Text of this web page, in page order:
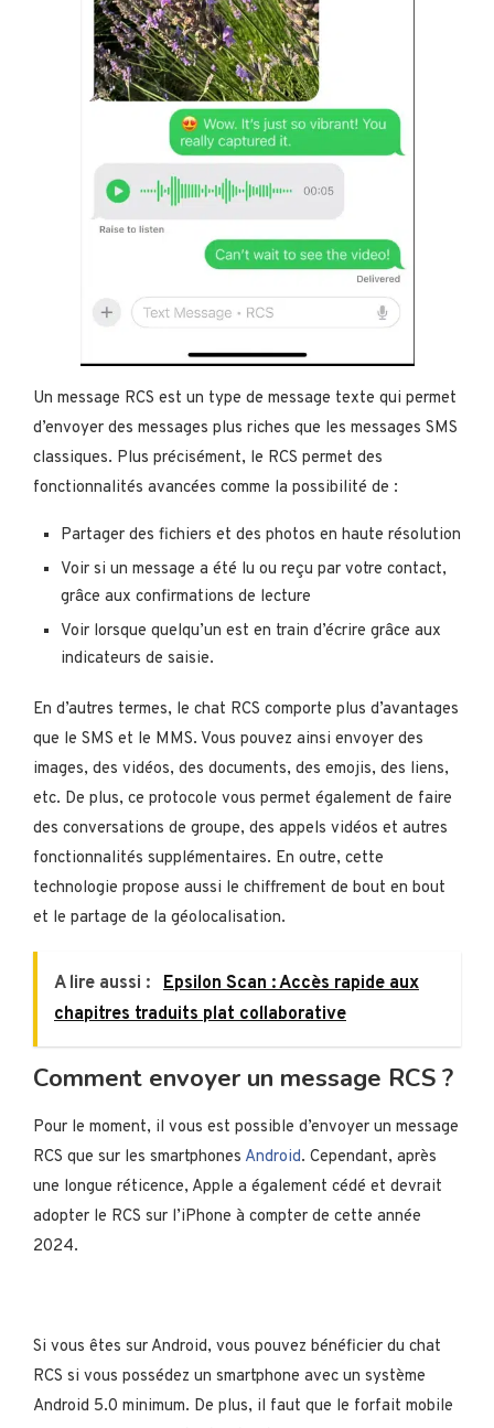
Un message RCS est un type de message texte qui permet
d’envoyer des messages plus riches que les messages SMS
classiques. Plus précisément, le RCS permet des
fonctionnalités avancées comme la possibilité de :
Partager des fichiers et des photos en haute résolution
Voir si un message a été lu ou reçu par votre contact,
grâce aux confirmations de lecture
Voir lorsque quelqu’un est en train d’écrire grâce aux
indicateurs de saisie.
En d’autres termes, le chat RCS comporte plus d’avantages
que le SMS et le MMS. Vous pouvez ainsi envoyer des
images, des vidéos, des documents, des emojis, des liens,
etc. De plus, ce protocole vous permet également de faire
des conversations de groupe, des appels vidéos et autres
fonctionnalités supplémentaires. En outre, cette
technologie propose aussi le chiffrement de bout en bout
et le partage de la géolocalisation.
A lire aussi :
Epsilon Scan : Accès rapide aux
chapitres traduits plat collaborative
Comment envoyer un message RCS ?
Pour le moment, il vous est possible d’envoyer un message
RCS que sur les smartphones Android. Cependant, après
une longue réticence, Apple a également cédé et devrait
adopter le RCS sur l’iPhone à compter de cette année
2024.
Si vous êtes sur Android, vous pouvez bénéficier du chat
RCS si vous possédez un smartphone avec un système
Android 5.0 minimum. De plus, il faut que le forfait mobile